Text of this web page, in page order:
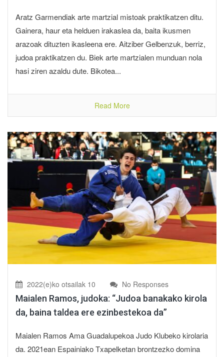
Aratz Garmendiak arte martzial mistoak praktikatzen ditu.
Gainera, haur eta helduen irakaslea da, baita ikusmen
arazoak dituzten ikasleena ere. Aitziber Gelbenzuk, berriz,
judoa praktikatzen du. Biek arte martzialen munduan nola
hasi ziren azaldu dute. Bikotea...
Read More
2022(e)ko otsailak 10 No Responses
Maialen Ramos, judoka: “Judoa banakako kirola
da, baina taldea ere ezinbestekoa da”
Maialen Ramos Ama Guadalupekoa Judo Klubeko kirolaria
da. 2021ean Espainiako Txapelketan brontzezko domina